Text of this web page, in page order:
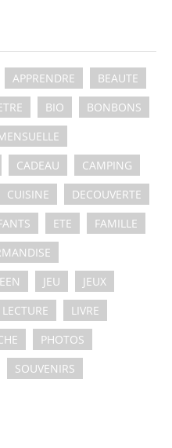
APPRENDRE
BEAUTE
BIO
BONBONS
CADEAU
CAMPING
CUISINE
DECOUVERTE
ETE
FAMILLE
JEU
JEUX
LECTURE
LIVRE
PHOTOS
SOUVENIRS